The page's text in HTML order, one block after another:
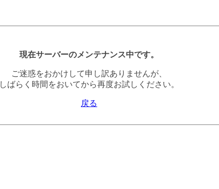
現在サーバーのメンテナンス中です。
ご迷惑をおかけして申し訳ありませんが、
しばらく時間をおいてから再度お試しください。
戻る